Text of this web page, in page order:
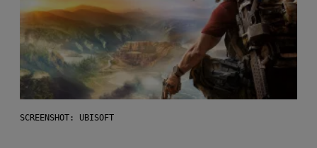
SCREENSHOT: UBISOFT